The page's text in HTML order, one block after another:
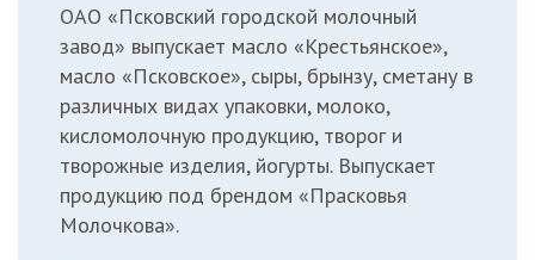
ОАО «Псковский городской молочный
завод» выпускает масло «Крестьянское»,
масло «Псковское», сыры, брынзу, сметану в
различных видах упаковки, молоко,
кисломолочную продукцию, творог и
творожные изделия, йогурты. Выпускает
продукцию под брендом «Прасковья
Молочкова».